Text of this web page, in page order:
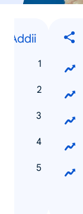
Addii